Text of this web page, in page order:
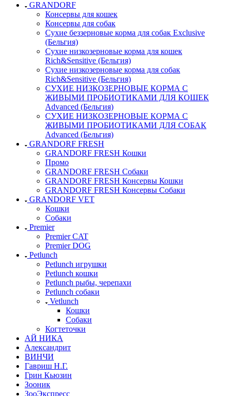
GRANDORF
Консервы для кошек
Консервы для собак
Сухие беззерновые корма для собак Exclusive
(Бельгия)
Сухие низкозерновые корма для кошек
Rich&Sensitive (Бельгия)
Сухие низкозерновые корма для собак
Rich&Sensitive (Бельгия)
СУХИЕ НИЗКОЗЕРНОВЫЕ КОРМА С
ЖИВЫМИ ПРОБИОТИКАМИ ДЛЯ КОШЕК
Advanced (Бельгия)
СУХИЕ НИЗКОЗЕРНОВЫЕ КОРМА С
ЖИВЫМИ ПРОБИОТИКАМИ ДЛЯ СОБАК
Advanced (Бельгия)
GRANDORF FRESH
GRANDORF FRESH Кошки
Промо
GRANDORF FRESH Собаки
GRANDORF FRESH Консервы Кошки
GRANDORF FRESH Консервы Собаки
GRANDORF VET
Кошки
Собаки
Premier
Premier CAT
Premier DOG
Petlunch
Petlunch игрушки
Petlunch кошки
Petlunch рыбы, черепахи
Petlunch собаки
Vetlunch
Кошки
Собаки
Когтеточки
АЙ НИКА
Александрит
ВИНЧИ
Гавриш Н.Г.
Грин Кьюзин
Зооник
ЗооЭкспресс